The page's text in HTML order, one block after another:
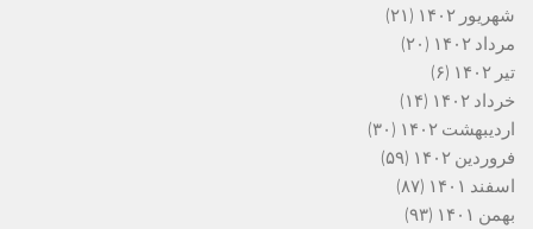
شهریور ۱۴۰۲
(۲۱)
مرداد ۱۴۰۲
(۲۰)
تیر ۱۴۰۲
(۶)
خرداد ۱۴۰۲
(۱۴)
اردیبهشت ۱۴۰۲
(۳۰)
فروردین ۱۴۰۲
(۵۹)
اسفند ۱۴۰۱
(۸۷)
بهمن ۱۴۰۱
(۹۳)